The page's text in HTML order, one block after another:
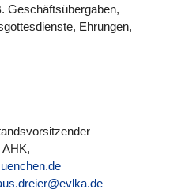
Geschäfts­über­ga­ben,
Ehrungen,